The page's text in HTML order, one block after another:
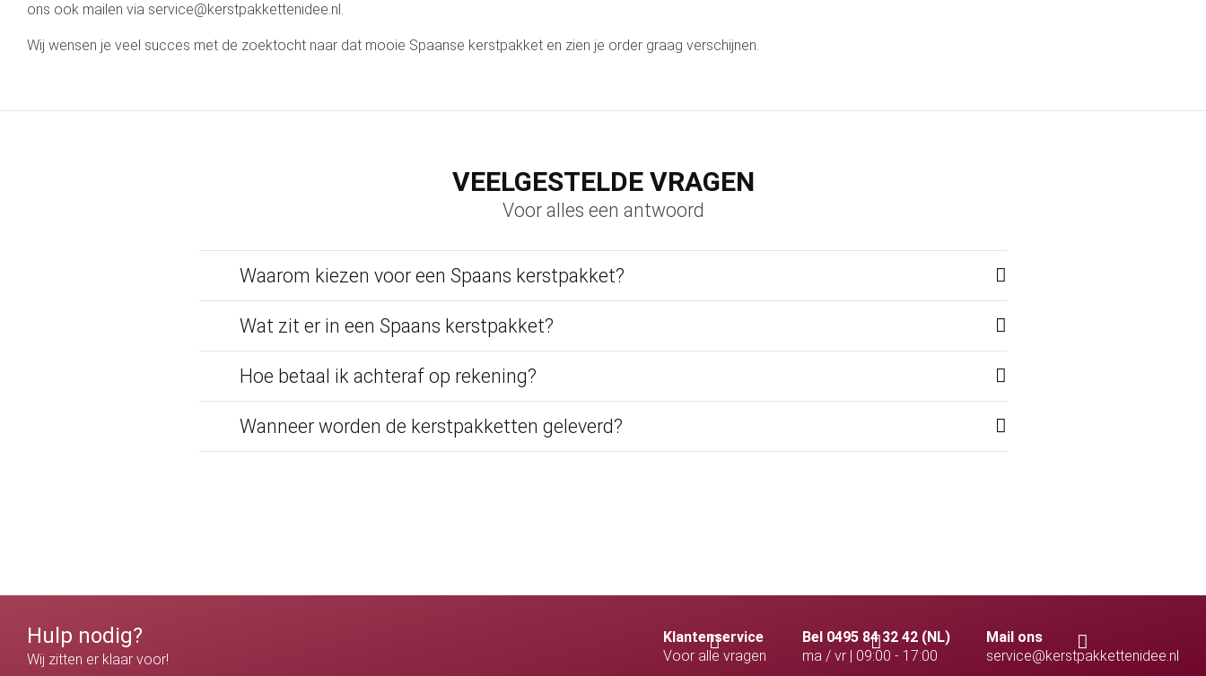
ons ook mailen via service@kerstpakkettenidee.nl.
Wij wensen je veel succes met de zoektocht naar dat mooie Spaanse kerstpakket en zien je order graag verschijnen.
VEELGESTELDE VRAGEN
Voor alles een antwoord
Waarom kiezen voor een Spaans kerstpakket?
Wat zit er in een Spaans kerstpakket?
Hoe betaal ik achteraf op rekening?
Wanneer worden de kerstpakketten geleverd?
Hulp nodig?
Wij zitten er klaar voor!
Klantenservice
Voor alle vragen
Bel 0495 84 32 42 (NL)
ma / vr | 09:00 - 17:00
Mail ons
service@kerstpakkettenidee.nl